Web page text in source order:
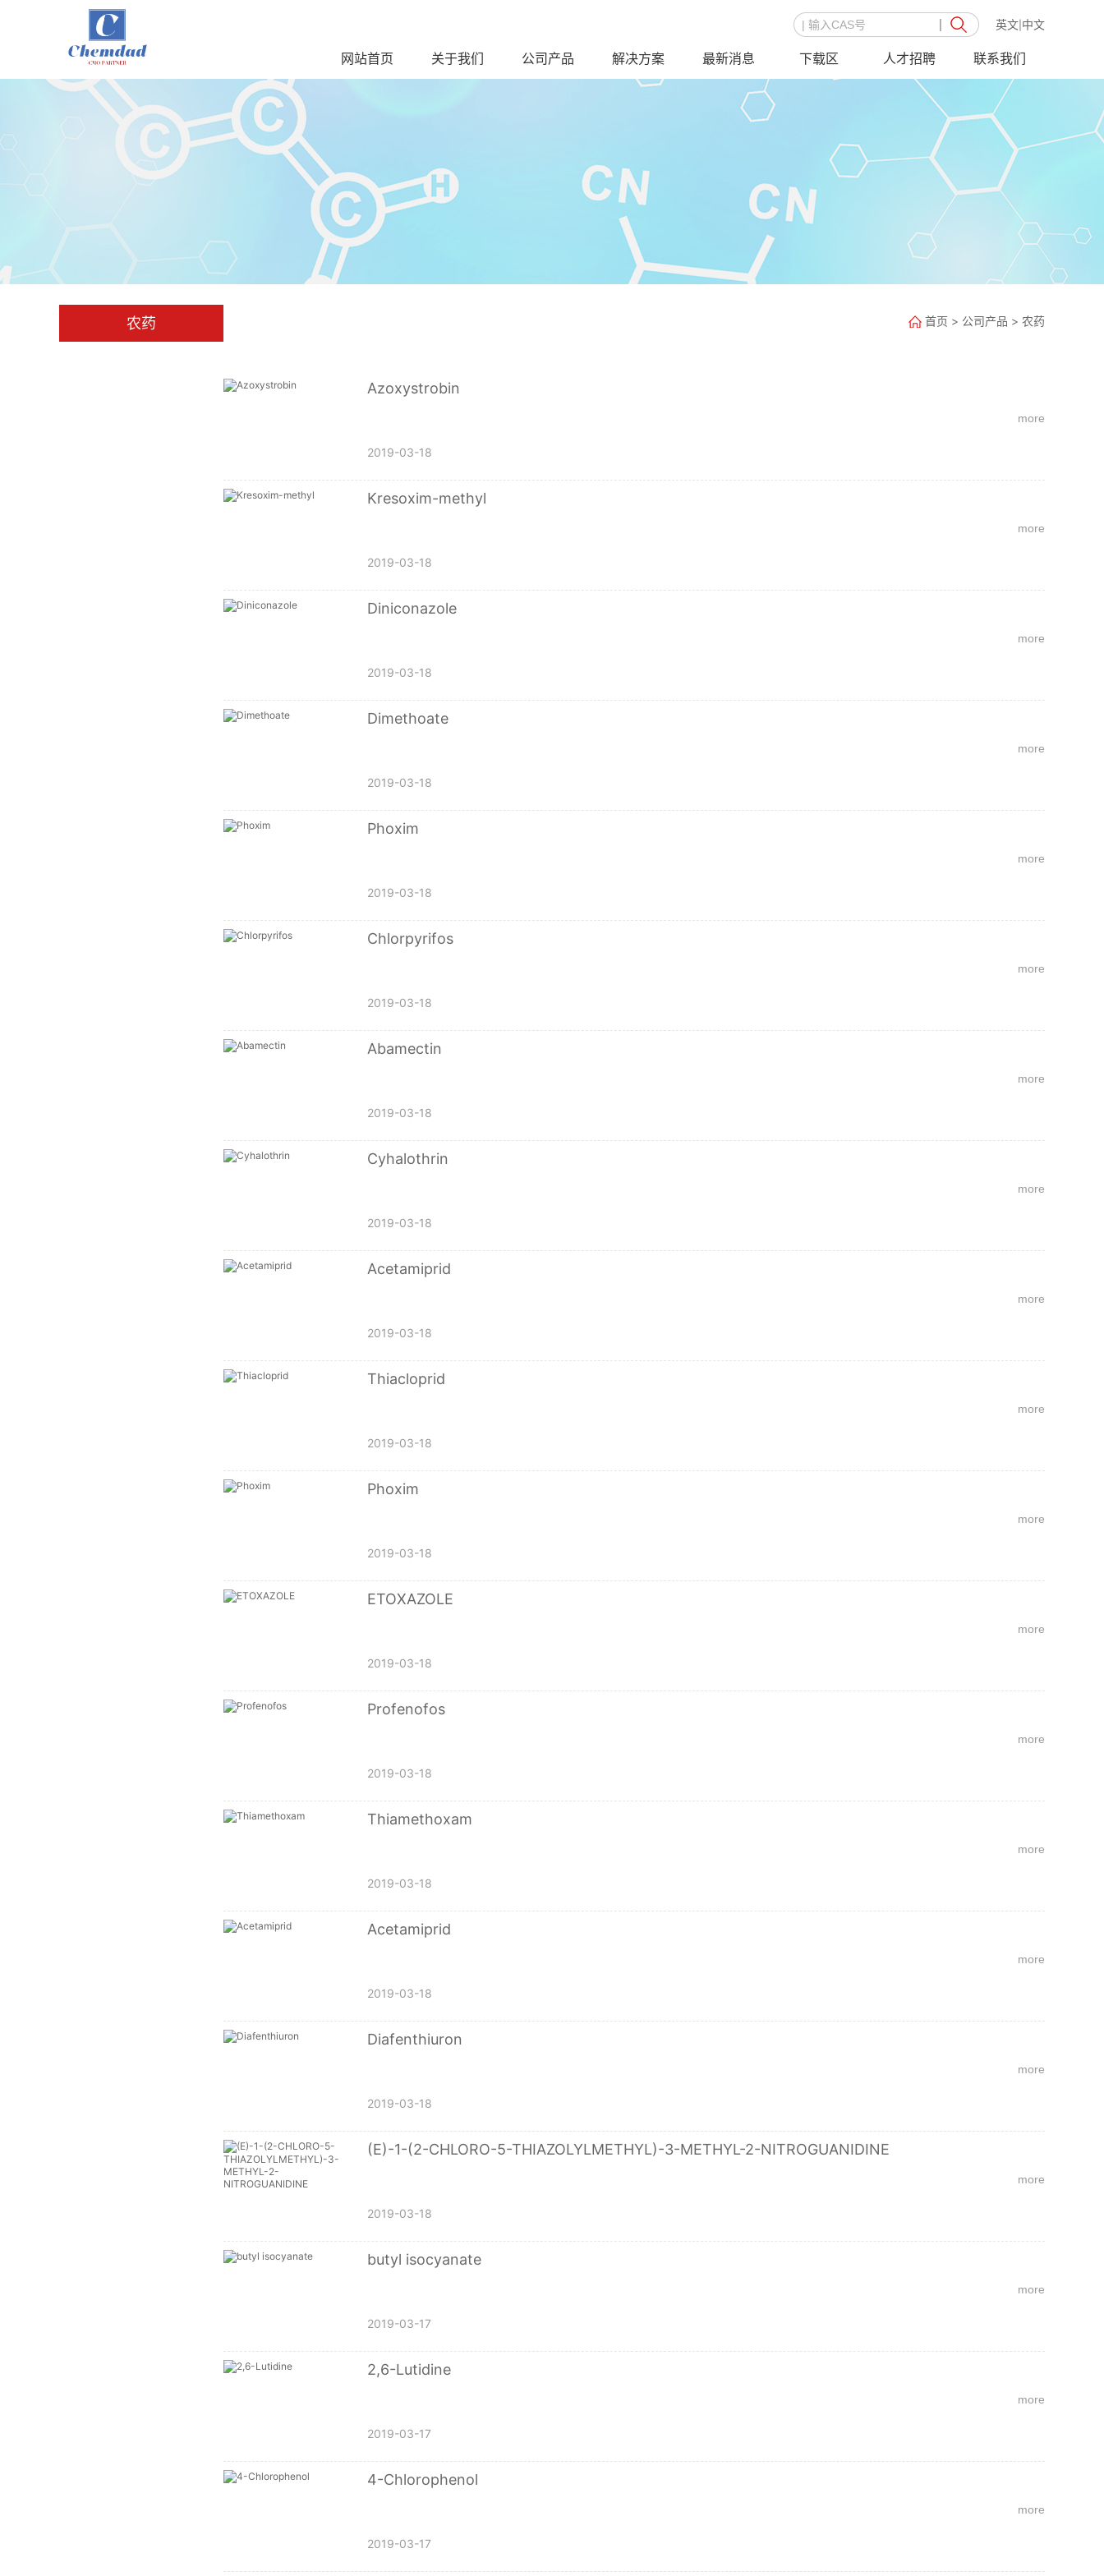
英文 中文
网站首页 关于我们 公司产品 解决方案 最新消息 下载区 人才招聘 联系我们
农药 首页 > 公司产品 > 农药
Azoxystrobin
2019-03-18
more
Kresoxim-methyl
2019-03-18
more
Diniconazole
2019-03-18
more
Dimethoate
2019-03-18
more
Phoxim
2019-03-18
more
Chlorpyrifos
2019-03-18
more
Abamectin
2019-03-18
more
Cyhalothrin
2019-03-18
more
Acetamiprid
2019-03-18
more
Thiacloprid
2019-03-18
more
Phoxim
2019-03-18
more
ETOXAZOLE
2019-03-18
more
Profenofos
2019-03-18
more
Thiamethoxam
2019-03-18
more
Acetamiprid
2019-03-18
more
Diafenthiuron
2019-03-18
more
(E)-1-(2-CHLORO-5-THIAZOLYLMETHYL)-3-METHYL-2-NITROGUANIDINE
2019-03-18
more
butyl isocyanate
2019-03-17
more
2,6-Lutidine
2019-03-17
more
4-Chlorophenol
2019-03-17
more